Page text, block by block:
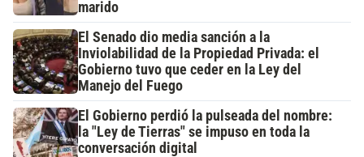
marido
El Senado dio media sanción a la
Inviolabilidad de la Propiedad Privada: el
Gobierno tuvo que ceder en la Ley del
Manejo del Fuego
El Gobierno perdió la pulseada del nombre:
la "Ley de Tierras" se impuso en toda la
conversación digital